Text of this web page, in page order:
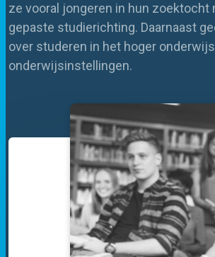
ze vooral jongeren in hun zoektocht
gepaste studierichting. Daarnaast
over studeren in het hoger
onderwijsinstellingen.